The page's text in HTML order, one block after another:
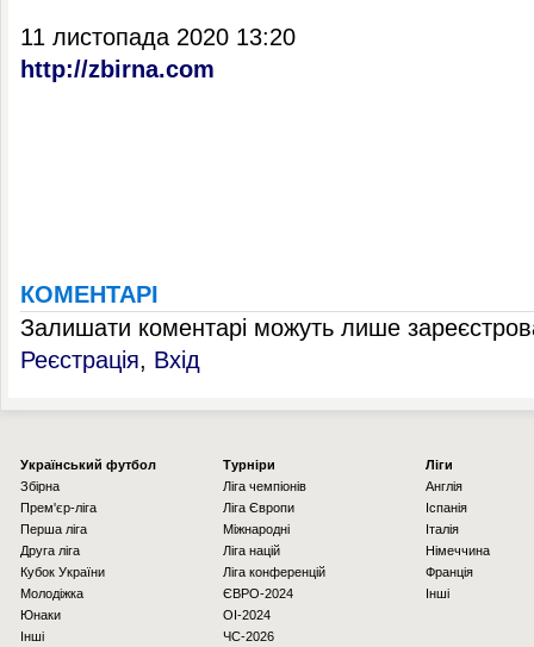
11 листопада 2020 13:20
http://zbirna.com
КОМЕНТАРІ
Залишати коментарі можуть лише
Реєстрація, Вхід
Українcький футбол
Збірна
Прем'єр-ліга
Перша ліга
Друга ліга
Кубок України
Молодіжка
Юнаки
Інші
Турніри
Ліга чемпіонів
Ліга Європи
Міжнародні
Ліга націй
Ліга конференцій
ЄВРО-2024
OI-2024
ЧС-2026
Ліги
Англія
Іспанія
Італія
Німеччина
Франція
Інші